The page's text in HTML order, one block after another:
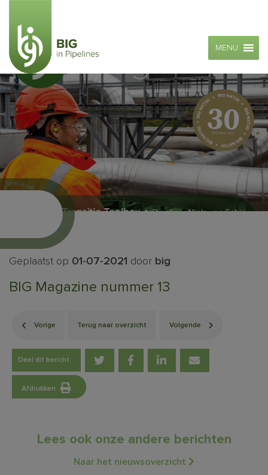
MENU
Geplaatst op 01-07-2021 door big
BIG Magazine nummer 13
Vorige Terug naar overzicht Volgende
Deel dit bericht:
Afdrukken
Lees ook onze andere berichten
Naar het nieuwsoverzicht